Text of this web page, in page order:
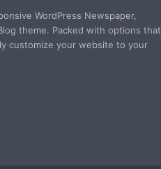
WordPress Newspaper,
theme. Packed with options that
customize your website to your